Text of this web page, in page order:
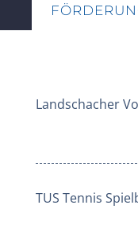
Landschacher
TUS Tennis